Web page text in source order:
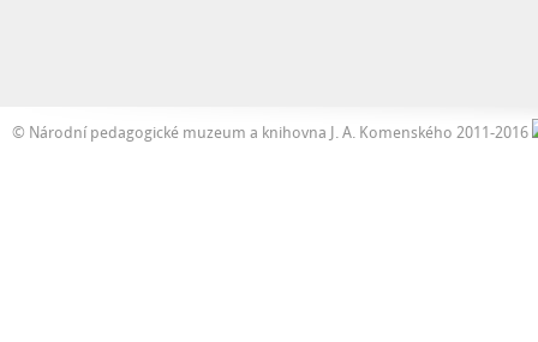
© Národní pedagogické muzeum a knihovna J. A. Komenského 2011-2016